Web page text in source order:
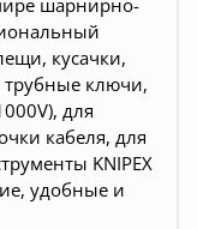
кусачки,
трубные ключи,
для
кабеля, для
KNIPEX
удобные и